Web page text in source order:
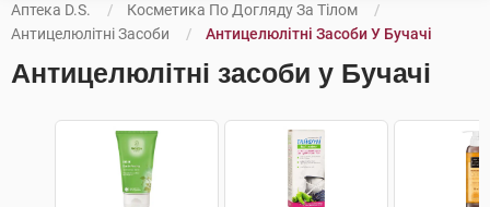
Аптека D.S.
Косметика По Догляду За Тілом
Антицелюлітні Засоби
Антицелюлітні Засоби У Бучачі
Антицелюлітні засоби у Бучачі